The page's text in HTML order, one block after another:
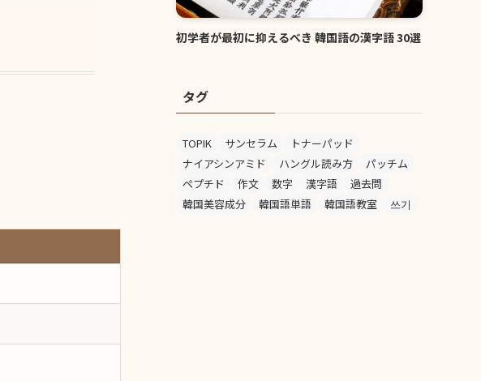
初学者が最初に抑えるべき 韓国語の漢字語 30選
タグ
TOPIK サンセラム
トナーパッド
ナイアシンアミド
ハングル読み方
パッチム
ペプチド
作文 数字 漢字語
過去問
韓国美容成分
韓国語単語 韓国語教室 쓰기